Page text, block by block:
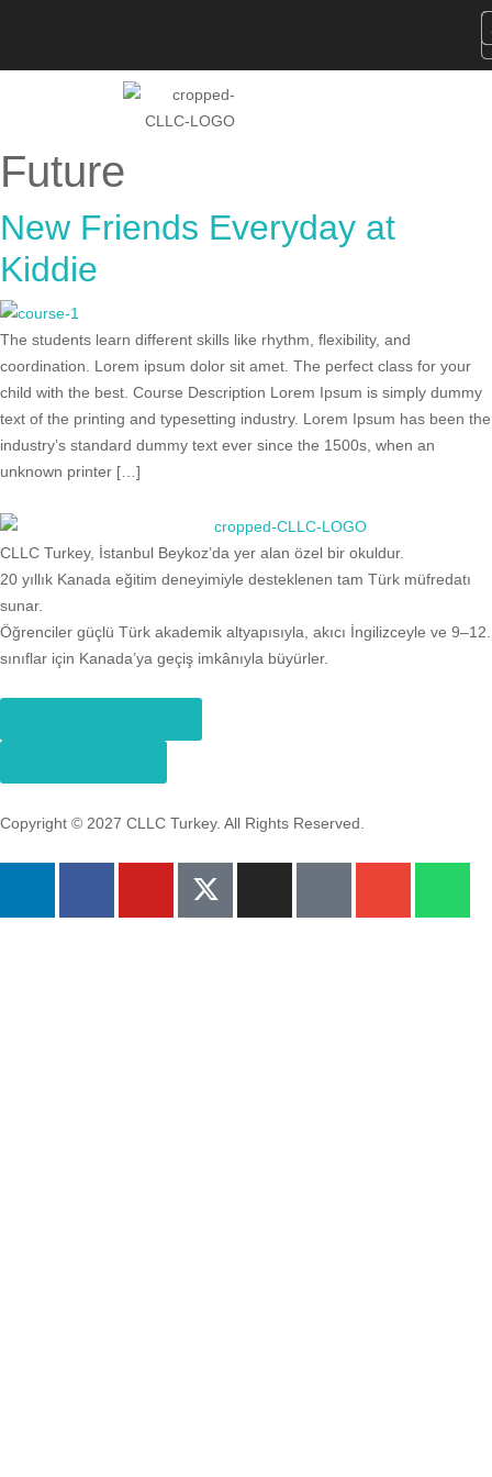
Future
New Friends Everyday at
Kiddie
The students learn different skills like rhythm, flexibility, and
coordination. Lorem ipsum dolor sit amet. The perfect class for your
child with the best. Course Description Lorem Ipsum is simply dummy
text of the printing and typesetting industry. Lorem Ipsum has been the
industry’s standard dummy text ever since the 1500s, when an
unknown printer […]
CLLC Turkey, İstanbul Beykoz’da yer alan özel bir okuldur.
20 yıllık Kanada eğitim deneyimiyle desteklenen tam Türk müfredatı
sunar.
Öğrenciler güçlü Türk akademik altyapısıyla, akıcı İngilizceyle ve 9–12.
sınıflar için Kanada’ya geçiş imkânıyla büyürler.
Copyright © 2027 CLLC Turkey. All Rights Reserved.